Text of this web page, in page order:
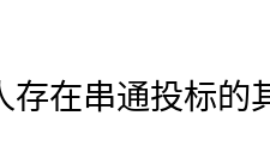
存在串通投标的